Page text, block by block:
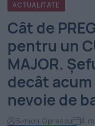
România
-
Evenimentul
Zilei
ACTUALITATE
Cât de
pentru un
MAJOR.
decât acum
nevoie de
Simion Oprescu 4